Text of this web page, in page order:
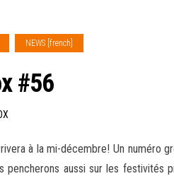
NEWS [french]
#56
à la mi-décembre! Un numéro
pencherons aussi sur les festivités